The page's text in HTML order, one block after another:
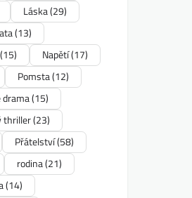
Láska(29)
(13)
(15) Napětí(17)
Pomsta(12)
drama(15)
thriller(23)
Přátelství(58)
rodina(21)
(14)